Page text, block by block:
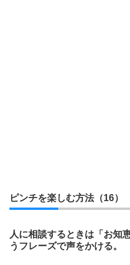
ピンチを楽しむ方法（16）
人に相談するときは「お知
うフレーズで声をかける。